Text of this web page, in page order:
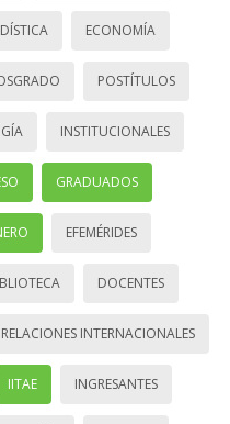
ECONOMÍA
POSTÍTULOS
INSTITUCIONALES
GRADUADOS
EFEMÉRIDES
DOCENTES
RELACIONES INTERNACIONALES
IITAE INGRESANTES